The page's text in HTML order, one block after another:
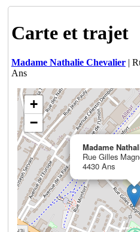
Carte et trajet
Madame Nathalie Chevalier|
Ans
Madame
Rue Gilles
4430 Ans
+
−